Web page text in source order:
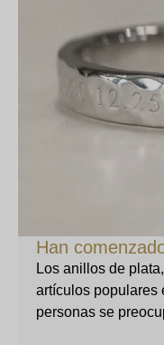
Han
Los anillos de
artículos populares
personas se